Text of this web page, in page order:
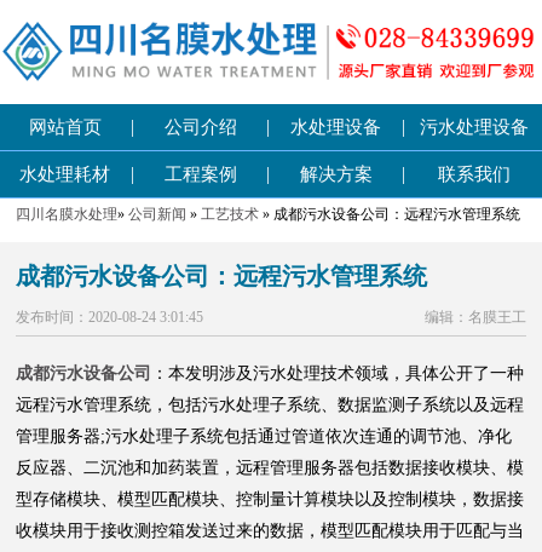
网站首页 | 公司介绍 | 水处理设备 | 污水处理设备
水处理耗材 | 工程案例 | 解决方案 | 联系我们
四川名膜水处理»公司新闻 »工艺技术 » 成都污水设备公司：远程污水管理系统
成都污水设备公司：远程污水管理系统
发布时间：2020-08-24 3:01:45 编辑：名膜王工
成都污水设备公司
：本发明涉及污水处理技术领域，具体公开了一种
远程污水管理系统，包括污水处理子系统、数据监测子系统以及远程
管理服务器;污水处理子系统包括通过管道依次连通的调节池、净化
反应器、二沉池和加药装置，远程管理服务器包括数据接收模块、模
型存储模块、模型匹配模块、控制量计算模块以及控制模块，数据接
收模块用于接收测控箱发送过来的数据，模型匹配模块用于匹配与当